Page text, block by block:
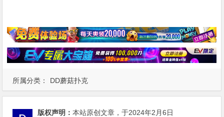
所属分类： DD蘑菇扑克
版权声明：本站原创文章，于2024年2月6日